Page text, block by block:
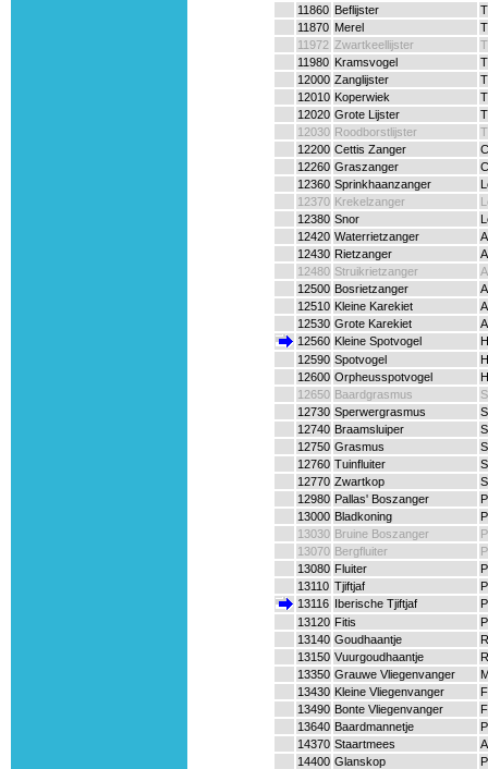
11860 Beflijster
11870 Merel
11972 Zwartkeellijster
11980 Kramsvogel
12000 Zanglijster
12010 Koperwiek
12020 Grote Lijster
12030 Roodborstlijster
12200 Cettis Zanger
12260 Graszanger
12360 Sprinkhaanzanger
12370 Krekelzanger
12380 Snor
12420 Waterrietzanger
12430 Rietzanger
12480 Struikrietzanger
12500 Bosrietzanger
12510 Kleine Karekiet
12530 Grote Karekiet
12560 Kleine Spotvogel
12590 Spotvogel
12600 Orpheusspotvogel
12650 Baardgrasmus
12730 Sperwergrasmus
12740 Braamsluiper
12750 Grasmus
12760 Tuinfluiter
12770 Zwartkop
12980 Pallas' Boszanger
13000 Bladkoning
13030 Bruine Boszanger
13070 Bergfluiter
13080 Fluiter
13110 Tjiftjaf
13116 Iberische Tjiftjaf
13120 Fitis
13140 Goudhaantje
13150 Vuurgoudhaantje
13350 Grauwe Vliegenvanger
13430 Kleine Vliegenvanger
13490 Bonte Vliegenvanger
13640 Baardmannetje
14370 Staartmees
14400 Glanskop